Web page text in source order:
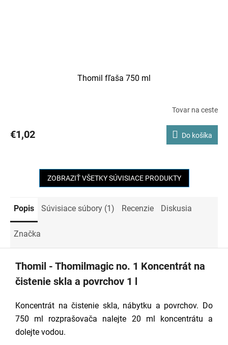
Thomil fľaša 750 ml
Tovar na ceste
€1,02 Do košíka
ZOBRAZIŤ VŠETKY SÚVISIACE PRODUKTY
Popis Súvisiace súbory (1) Recenzie Diskusia
Značka
Thomil - Thomilmagic no. 1 Koncentrát na
čistenie skla a povrchov 1 l
Koncentrát na čistenie skla, nábytku a povrchov. Do
750 ml rozprašovača nalejte 20 ml koncentrátu a
dolejte vodou.